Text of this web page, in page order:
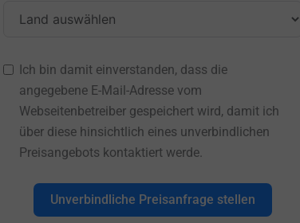
Ich bin damit einverstanden, dass die
angegebene E-Mail-Adresse vom
Webseitenbetreiber gespeichert wird, damit ich
über diese hinsichtlich eines unverbindlichen
Preisangebots kontaktiert werde.
Unverbindliche Preisanfrage stellen